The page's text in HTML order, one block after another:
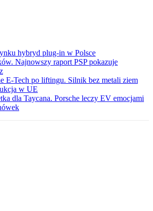
hybryd plug-in w Polsce
Najnowszy raport PSP pokazuje
E-Tech po liftingu. Silnik bez metali ziem
w UE
dla Taycana. Porsche leczy EV emocjami